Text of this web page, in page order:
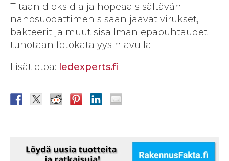
Titaanidioksidia ja hopeaa sisältävän
nanosuodattimen sisään jäävät virukset,
bakteerit ja muut sisäilman epäpuhtaudet
tuhotaan fotokatalyysin avulla.
Lisätietoa: ledexperts.fi